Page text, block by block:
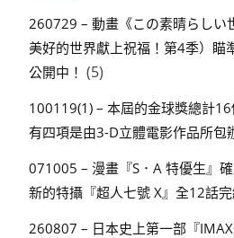
260729 – 動畫《この素晴らしい
美好的世界獻上祝福！第4季）瞄
公開中！ (5)
100119(1) – 本屆的金球獎總計
有四項是由3-D立體電影作品所包
071005 – 漫畫『S．A 特優生』
新的特攝『超人七號 X』全12話
260807 – 日本史上第一部『